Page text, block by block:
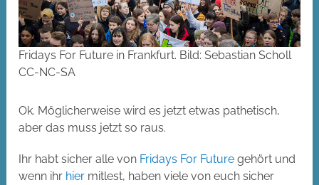
Fridays For Future in Frankfurt. Bild: Sebastian Scholl
CC-NC-SA
Ok. Möglicherweise wird es jetzt etwas pathetisch,
aber das muss jetzt so raus.
Ihr habt sicher alle von Fridays For Future gehört und
wenn ihr hier mitlest, haben viele von euch sicher